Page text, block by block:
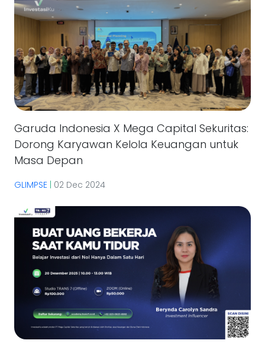
Garuda Indonesia X Mega Capital Sekuritas:
Dorong Karyawan Kelola Keuangan untuk
Masa Depan
GLIMPSE 02 Dec 2024